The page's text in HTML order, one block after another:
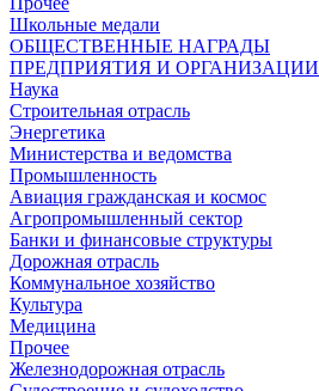
Школьные медали
ОБЩЕСТВЕННЫЕ НАГРАДЫ
ПРЕДПРИЯТИЯ И ОРГАНИЗАЦИИ
Наука
Строительная отрасль
Энергетика
Министерства и ведомства
Промышленность
Авиация гражданская и космос
Агропромышленный сектор
Банки и финансовые структуры
Дорожная отрасль
Коммунальное хозяйство
Культура
Медицина
Прочее
Железнодорожная отрасль